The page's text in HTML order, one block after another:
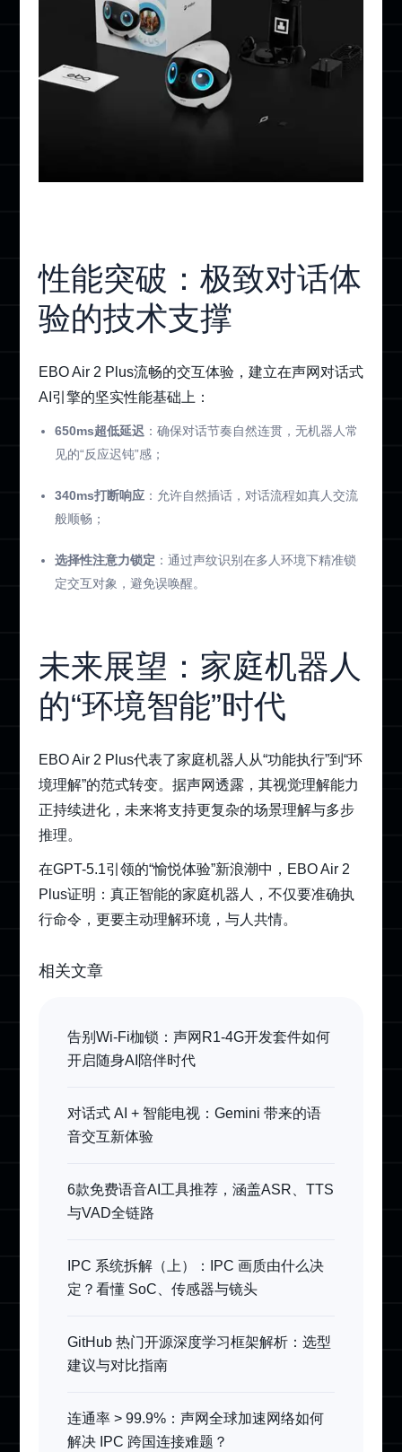
性能突破：极致对话体
验的技术支撑
EBO Air 2 Plus流畅的交互体验，建立在声网对话式
AI引擎的坚实性能基础上：
650ms超低延迟 ：确保对话节奏自然连贯，无机器人常
见的“反应迟钝”感；
340ms打断响应：允许自然插话，对话流程如真人交流
般顺畅；
选择性注意力锁定 ：通过声纹识别在多人环境下精准锁
定交互对象，避免误唤醒。
未来展望：家庭机器人
的“环境智能”时代
EBO Air 2 Plus代表了家庭机器人从“功能执行”到“环
境理解”的范式转变。据声网透露，其视觉理解能力
正持续进化，未来将支持更复杂的场景理解与多步
推理。
在GPT-5.1引领的“愉悦体验”新浪潮中，EBO Air 2
Plus证明：真正智能的家庭机器人，不仅要准确执
行命令，更要主动理解环境，与人共情。
相关文章
告别Wi-Fi枷锁：声网R1-4G开发套件如何
开启随身AI陪伴时代
对话式 AI + 智能电视：Gemini 带来的语
音交互新体验
6款免费语音AI工具推荐，涵盖ASR、TTS
与VAD全链路
IPC 系统拆解（上）：IPC 画质由什么决
定？看懂 SoC、传感器与镜头
GitHub 热门开源深度学习框架解析：选型
建议与对比指南
连通率 > 99.9%：声网全球加速网络如何
解决 IPC 跨国连接难题？